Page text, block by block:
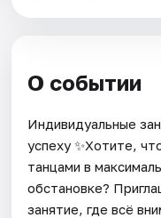
О событии
Индивидуальные
успеху ✨Хотите,
танцами в
обстановке?
занятие, где всё